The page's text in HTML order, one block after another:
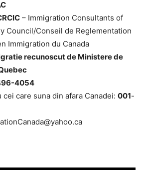
– Immigration Consultants of
Council/Conseil de Reglementation
Immigration du Canada
recunoscut de Ministere de
4054
suna din afara Canadei: 001-